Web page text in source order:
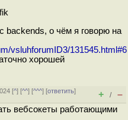
backends, о чём я говорю на
vsluhforumID3/131545.html#6
хорошей
[^] [^^] [^^^] [ответить]
+ / –
вебсокеты работающими